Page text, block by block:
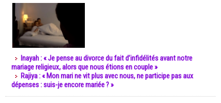
Inayah : « Je pense au divorce du fait d’infidélités avant notre
mariage religieux, alors que nous étions en couple »
Rajiya : « Mon mari ne vit plus avec nous, ne participe pas aux
dépenses : suis-je encore mariée ? »